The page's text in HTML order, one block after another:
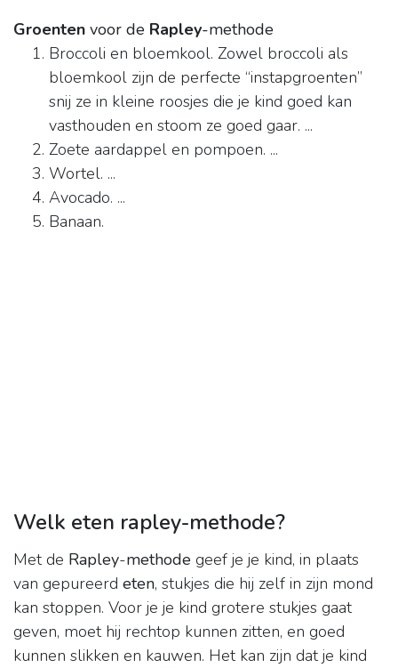
Groenten voor de Rapley-methode
Broccoli en bloemkool. Zowel broccoli als
bloemkool zijn de perfecte “instapgroenten”
snij ze in kleine roosjes die je kind goed kan
vasthouden en stoom ze goed gaar. ...
Zoete aardappel en pompoen. ...
Wortel. ...
Avocado. ...
Banaan.
Welk eten rapley-methode?
Met de Rapley-methode geef je je kind, in plaats
van gepureerd eten, stukjes die hij zelf in zijn mond
kan stoppen. Voor je je kind grotere stukjes gaat
geven, moet hij rechtop kunnen zitten, en goed
kunnen slikken en kauwen. Het kan zijn dat je kind